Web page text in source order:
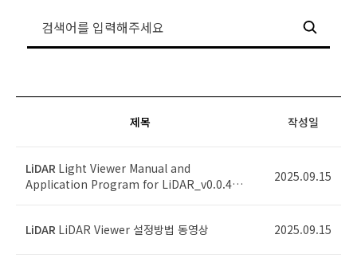
제목 작성일
LiDAR Light Viewer Manual and
Application Program for LiDAR_v0.0.4…
2025.09.15
LiDAR LiDAR Viewer 설정방법 동영상 2025.09.15